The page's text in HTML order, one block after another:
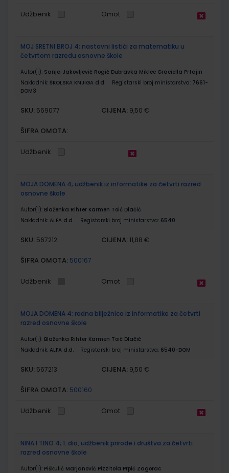
Udžbenik Omot
MOJ SRETNI BROJ 4; nastavni listići za matematiku u
četvrtom razredu osnovne škole
Autor(i): Sanja Jakovljević Rogić Dubravka Miklec Graciella Prtajin
Nakladnik: ŠKOLSKA KNJIGA d.d. Registarski broj ministarstva: 7661-
DOM3
SKU: 569077 CIJENA: 9,50 €
ŠIFRA OMOTA:
Udžbenik
MOJA DOMENA 4; udžbenik iz informatike za četvrti razred
osnovne škole
Autor(i): Blaženka Rihter Karmen Toić Dlačić
Nakladnik: ALFA d.d. Registarski broj ministarstva: 6540
SKU: 567212 CIJENA: 11,88 €
ŠIFRA OMOTA: 500167
Udžbenik Omot
MOJA DOMENA 4; radna bilježnica iz informatike za četvrti
razred osnovne škole
Autor(i): Blaženka Rihter Karmen Toić Dlačić
Nakladnik: ALFA d.d. Registarski broj ministarstva: 6540-DOM
SKU: 567213 CIJENA: 9,50 €
ŠIFRA OMOTA: 500160
Udžbenik Omot
NINA I TINO 4; 1. dio, udžbenik prirode i društva za četvrti
razred osnovne škole
Autor(i): Piškulić Marjanović Pizzitola Prpić Zagorac